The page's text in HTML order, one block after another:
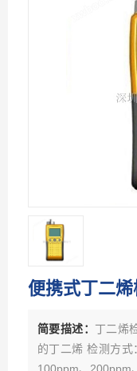
便携式丁二
简要描述： 丁二烯
的丁二烯 检测方